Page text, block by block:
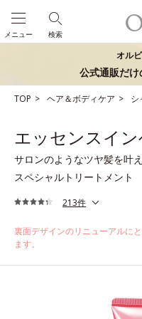
検索
メニュー
オル
公式通販だけ
TOP ヘア＆ボディケア シ
エッセンスイ
サロンのようなツヤ髪を叶
スペシャルトリートメント
213件
裏面デザインのリニューアルに
ます。